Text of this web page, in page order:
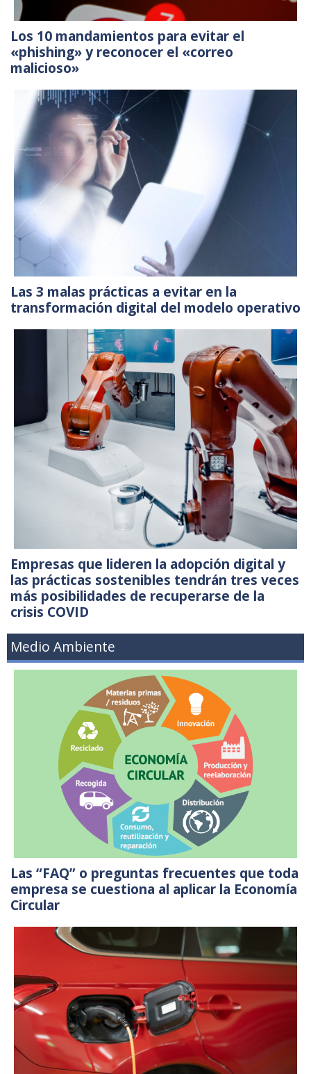
Los 10 mandamientos para evitar el
«phishing» y reconocer el «correo
malicioso»
Las 3 malas prácticas a evitar en la
transformación digital del modelo operativo
Empresas que lideren la adopción digital y
las prácticas sostenibles tendrán tres veces
más posibilidades de recuperarse de la
crisis COVID
Medio Ambiente
Las “FAQ” o preguntas frecuentes que toda
empresa se cuestiona al aplicar la Economía
Circular